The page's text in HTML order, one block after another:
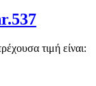
τιμή είναι: